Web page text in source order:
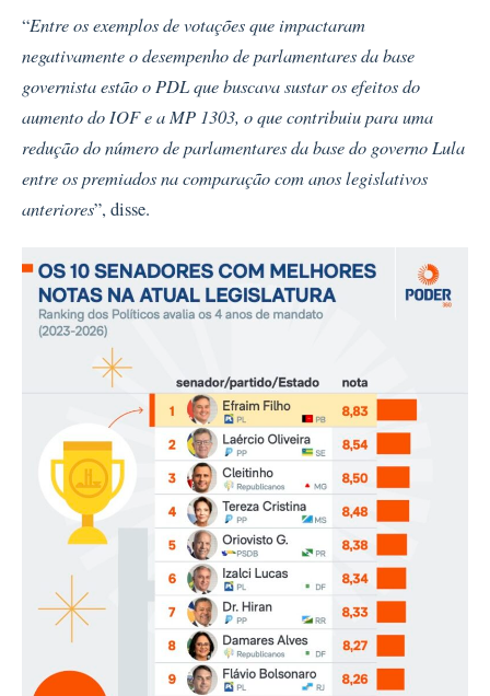
“Entre os exemplos de votações que impactaram
negativamente o desempenho de parlamentares da base
governista estão o PDL que buscava sustar os efeitos do
aumento do IOF e a MP 1303, o que contribuiu para uma
redução do número de parlamentares da base do governo Lula
entre os premiados na comparação com anos legislativos
anteriores”, disse.